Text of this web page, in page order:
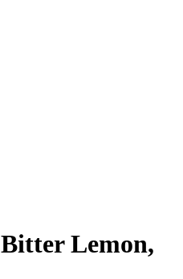
Bitter Lemon,